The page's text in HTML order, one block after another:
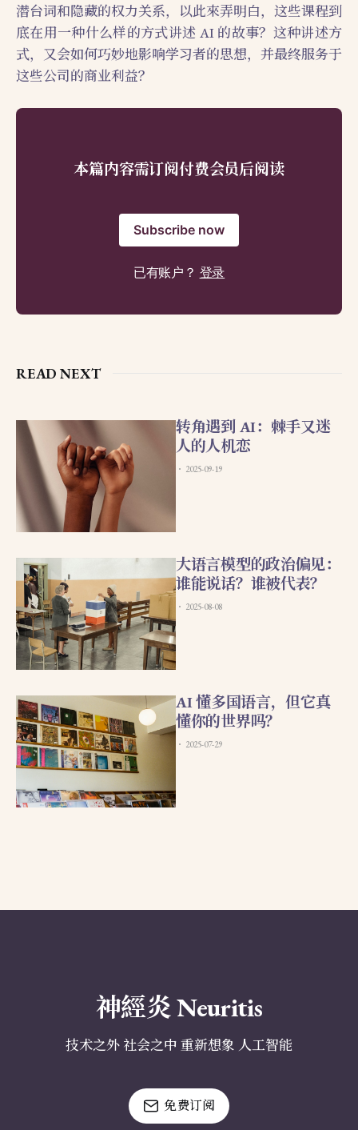
潜台词和隐藏的权力关系，以此來弄明白，这些课程到
底在用一种什么样的方式讲述 AI 的故事？这种讲述方
式，又会如何巧妙地影响学习者的思想，并最终服务于
这些公司的商业利益？
本篇内容需订阅付费会员后阅读
Subscribe now
已有账户？ 登录
READ NEXT
转角遇到 AI：棘手又迷
人的人机恋
2025-09-19
大语言模型的政治偏见：
谁能说话？谁被代表？
2025-08-08
AI 懂多国语言，但它真
懂你的世界吗？
2025-07-29
神經炎 Neuritis
技术之外 社会之中 重新想象 人工智能
免费订阅